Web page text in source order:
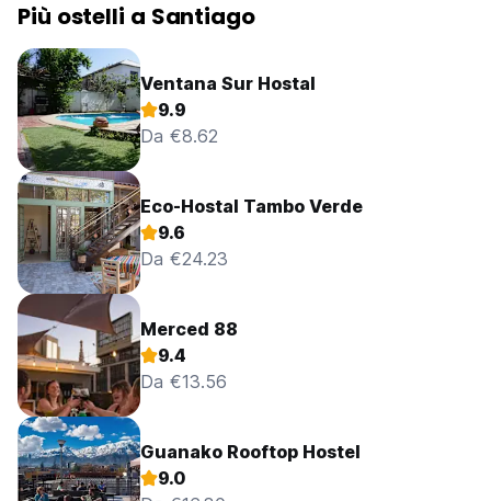
Più ostelli a Santiago
Ventana Sur Hostal
9.9
Da €8.62
Eco-Hostal Tambo Verde
9.6
Da €24.23
Merced 88
9.4
Da €13.56
Guanako Rooftop Hostel
9.0